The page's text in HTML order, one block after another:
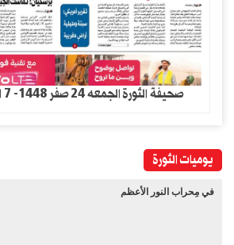
صحيفة الثورة الجمعه 24 صفر 1448- 7 اغسطس 2026
يوميات الثورة
في مِحراب النور الأعظم